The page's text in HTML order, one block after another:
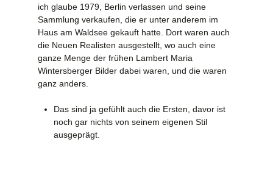
ich glaube 1979, Berlin verlassen und seine
Sammlung verkaufen, die er unter anderem im
Haus am Waldsee gekauft hatte. Dort waren auch
die Neuen Realisten ausgestellt, wo auch eine
ganze Menge der frühen Lambert Maria
Wintersberger Bilder dabei waren, und die waren
ganz anders.
Das sind ja gefühlt auch die Ersten, davor ist
noch gar nichts von seinem eigenen Stil
ausgeprägt.